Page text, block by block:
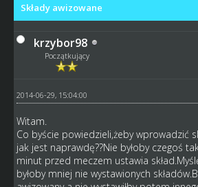
Składy awizowane
krzybor98
Początkujący
2014-06-29, 15:04:00
Witam.
Co byście powiedzieli,żeby wprowadzić
jak jest naprawdę??Nie byłoby czegoś
minut przed meczem ustawia
byłoby mniej nie wystawionych